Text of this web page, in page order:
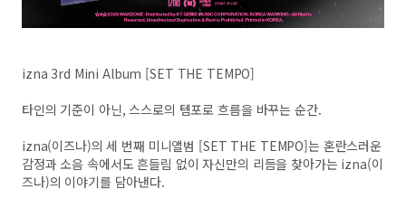
izna 3rd Mini Album [SET THE TEMPO]
타인의 기준이 아닌, 스스로의 템포로 흐름을 바꾸는 순간.
izna(이즈나)의 세 번째 미니앨범 [SET THE TEMPO]는 혼란스러운
감정과 소음 속에서도 흔들림 없이 자신만의 리듬을 찾아가는 izna(이
즈나)의 이야기를 담아낸다.